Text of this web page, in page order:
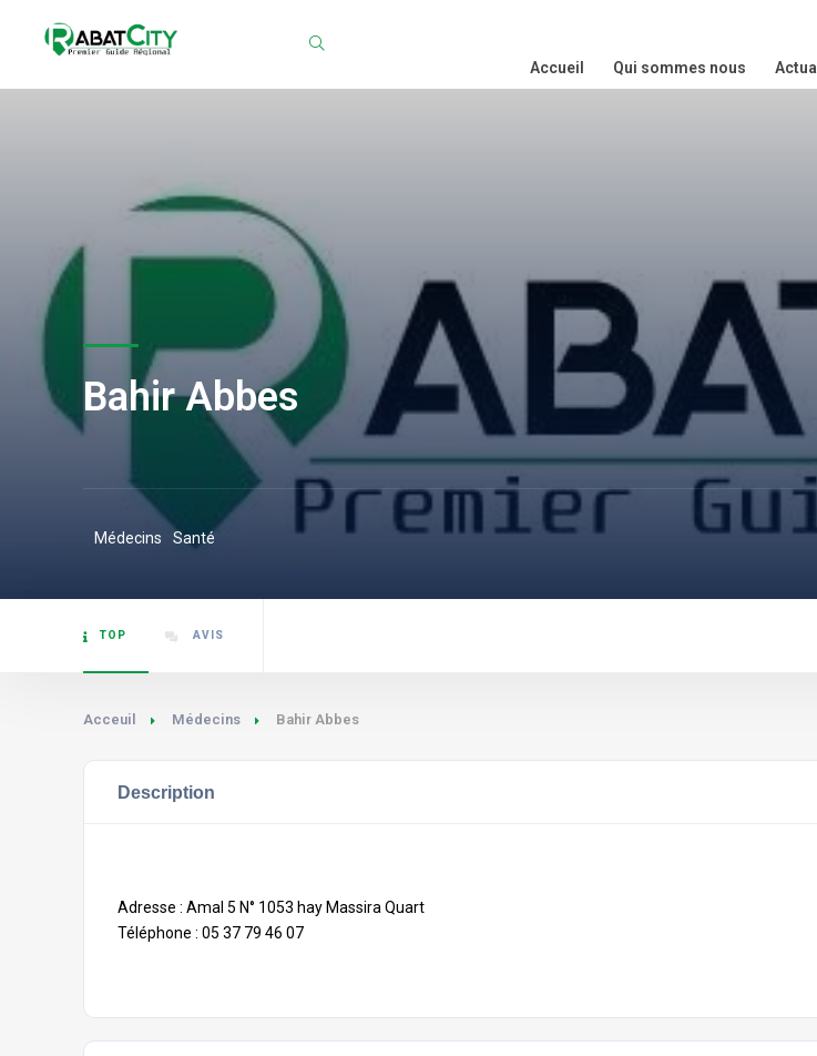
Accueil Qui sommes nous
Bahir Abbes
Médecins Santé
TOP AVIS
Acceuil Médecins Bahir Abbes
Description
Adresse : Amal 5 N° 1053 hay Massira Quart
Téléphone : 05 37 79 46 07